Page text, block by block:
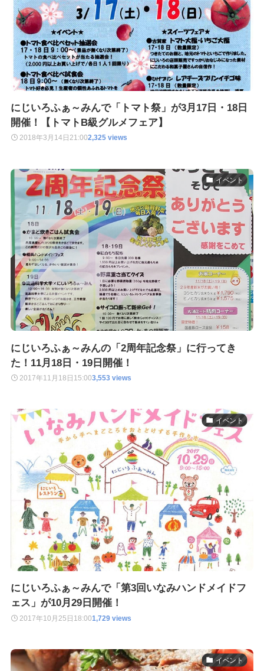
にじいろふぁ～みんで「トマト祭」が3月17日・18日
開催！【トマトB級グルメフェア】
2018年3月14日 21:002,325 views
イベント
にじいろふぁ～みんの「2周年記念祭」に行ってき
た！11月18日・19日開催！
2017年11月18日 15:003,553 views
イベント
にじいろふぁ～みんで「第3回いなみハンドメイドフ
ェス」が10月29日開催！
2017年10月25日 18:001,729 views
イベント